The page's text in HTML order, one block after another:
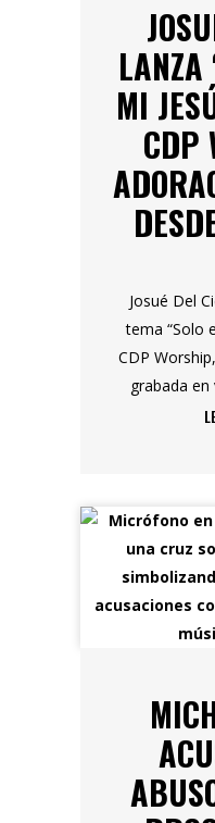
LANZA
MI
CDP
Josué Del
tema “Solo
CDP
grabada